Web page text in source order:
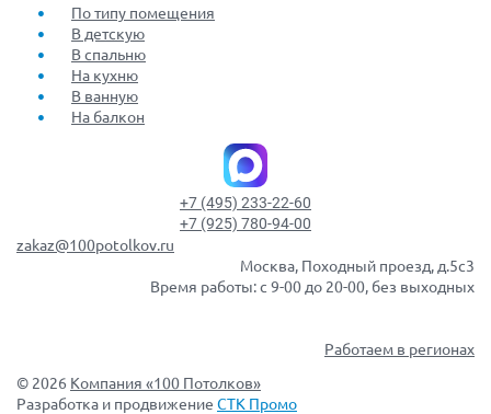
По типу помещения
В детскую
В спальню
На кухню
В ванную
На балкон
+7 (495) 233-22-60
+7 (925) 780-94-00
zakaz@100potolkov.ru
Москва, Походный проезд, д.5c3
Время работы: с 9-00 до 20-00, без выходных
Работаем в регионах
© 2026 Компания «100 Потолков»
Разработка и продвижение СТК Промо